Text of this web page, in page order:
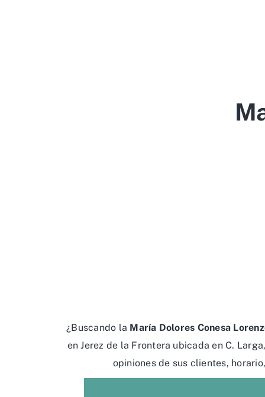
¿Buscando la María Dolores Conesa
en Jerez de la Frontera ubicada en C.
opiniones de sus clientes,